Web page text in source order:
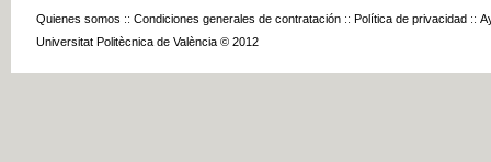
Quienes somos :: Condiciones generales de contratación :: Política de privacidad ::
Universitat Politècnica de València © 2012